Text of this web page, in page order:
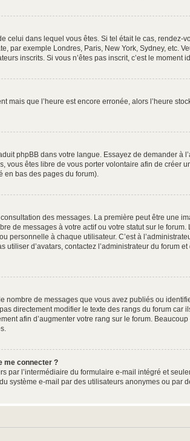
celui dans lequel vous êtes. Si tel était le cas, rendez-
par exemple Londres, Paris, New York, Sydney, etc.
inscrits. Si vous n’êtes pas inscrit, c’est le moment
mais que l’heure est encore erronée, alors l’heure
phpBB dans votre langue. Essayez de demander à
vous êtes libre de vous porter volontaire afin de créer
en bas des pages du forum).
des messages. La première peut être une
de messages à votre actif ou votre statut sur le
à chaque utilisateur. C’est à
d’avatars, contactez l’administrateur du forum
nombre de messages que vous avez publiés ou
directement modifier le texte des rangs du forum car
afin d’augmenter votre rang sur le forum.
me connecter ?
l’intermédiaire du formulaire e-mail intégré et
système e-mail par des utilisateurs anonymes ou par